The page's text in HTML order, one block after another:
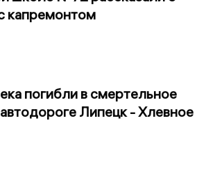
капремонтом
погибли в смертельное
Липецк - Хлевное